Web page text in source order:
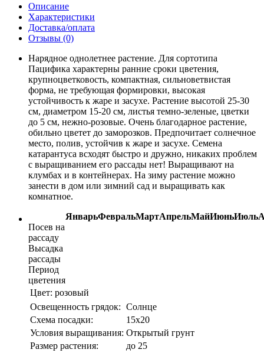
Описание
Характеристики
Доставка/оплата
Отзывы (0)
Нарядное однолетнее растение. Для сортотипа
Пацифика характерны ранние сроки цветения,
крупноцветковость, компактная, сильноветвистая
форма, не требующая формировки, высокая
устойчивость к жаре и засухе. Растение высотой 25-30
см, диаметром 15-20 см, листья темно-зеленые, цветки
до 5 см, нежно-розовые. Очень благодарное растение,
обильно цветет до заморозков. Предпочитает солнечное
место, полив, устойчив к жаре и засухе. Семена
катарантуса всходят быстро и дружно, никаких проблем
с выращиванием его рассады нет! Выращивают на
клумбах и в контейнерах. На зиму растение можно
занести в дом или зимний сад и выращивать как
комнатное.
ЯнварьФевральМартАпрельМайИюньИюль
Посев на
рассаду
Высадка
рассады
Период
цветения
Цвет: розовый
Освещенность грядок: Солнце
Схема посадки:
15х20
Условия выращивания: Открытый грунт
Размер растения:
до 25